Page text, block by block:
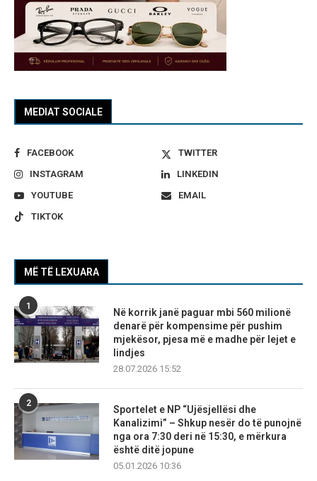
MEDIAT SOCIALE
FACEBOOK
TWITTER
INSTAGRAM
LINKEDIN
YOUTUBE
EMAIL
TIKTOK
MË TË LEXUARA
1
Në korrik janë paguar mbi 560 milionë
denarë për kompensime për pushim
mjekësor, pjesa më e madhe për lejet e
lindjes
28.07.2026 15:52
2
Sportelet e NP “Ujësjellësi dhe
Kanalizimi” – Shkup nesër do të punojnë
nga ora 7:30 deri në 15:30, e mërkura
është ditë jopune
05.01.2026 10:36